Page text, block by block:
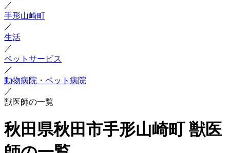
／
手形山崎町
／
生活
／
ペットサービス
／
動物病院・ペット病院
／
獣医師の一覧
秋田県秋田市手形山崎町 獣医